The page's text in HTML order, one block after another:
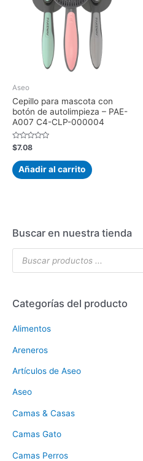
Buscar en nuestra tienda
Categorías del producto
Alimentos
Areneros
Artículos de Aseo
Aseo
Camas & Casas
Camas Gato
Camas Perros
Aseo
Cepillo para mascota con
botón de autolimpieza – PAE-
A007 C4-CLP-000004
Valorado
con
de
5
$7.08
Añadir al carrito